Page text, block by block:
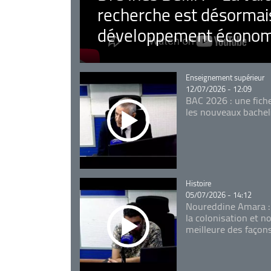
recherche est
développement
Catégorie
Enseignement supérieur
12/07/2026 - 12:09
BAC 2026 : une
les nouveaux
Catégorie
Histoire
05/07/2026 - 14:12
Noureddine Amara
la colonisation et
meilleure des